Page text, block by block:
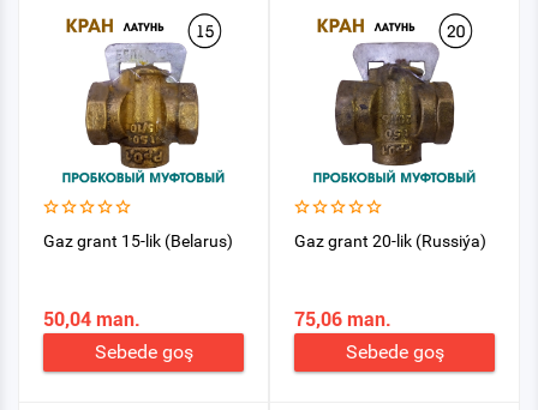
Gaz grant 15-lik (Belarus)
50,04 man.
Sebede goş
Gaz grant 20-lik (Russiýa)
75,06 man.
Sebede goş